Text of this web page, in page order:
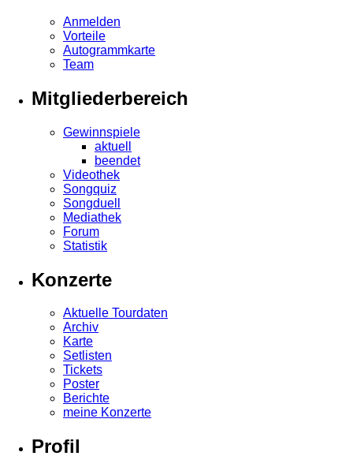
Anmelden
Vorteile
Autogrammkarte
Team
Mitgliederbereich
Gewinnspiele
aktuell
beendet
Videothek
Songquiz
Songduell
Mediathek
Forum
Statistik
Konzerte
Aktuelle Tourdaten
Archiv
Karte
Setlisten
Tickets
Poster
Berichte
meine Konzerte
Profil